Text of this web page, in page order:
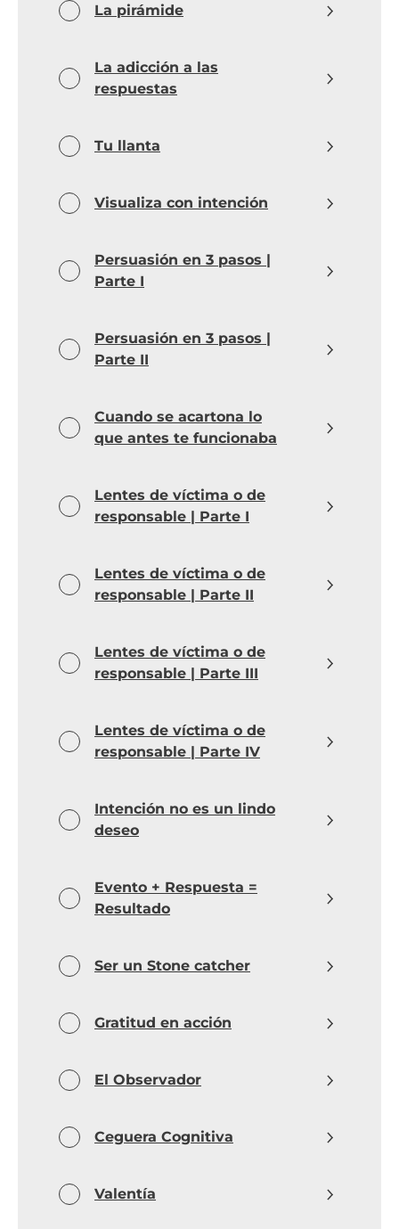
La pirámide
La adicción a las
respuestas
Tu llanta
Visualiza con intención
Persuasión en 3 pasos |
Parte I
Persuasión en 3 pasos |
Parte II
Cuando se acartona lo
que antes te funcionaba
Lentes de víctima o de
responsable | Parte I
Lentes de víctima o de
responsable | Parte II
Lentes de víctima o de
responsable | Parte III
Lentes de víctima o de
responsable | Parte IV
Intención no es un lindo
deseo
Evento + Respuesta =
Resultado
Ser un Stone catcher
Gratitud en acción
El Observador
Ceguera Cognitiva
Valentía